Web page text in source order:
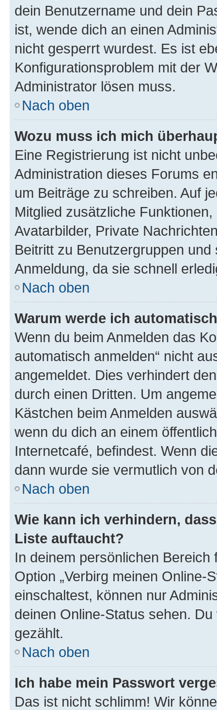
dein Benutzername und dein
ist, wende dich an einen
nicht gesperrt wurdest. Es ist
Konfigurationsproblem mit der
Administrator lösen muss.
Nach oben
Wozu muss ich mich
Eine Registrierung ist nicht
Administration dieses Forums
um Beiträge zu schreiben. Auf
Mitglied zusätzliche
Avatarbilder, Private
Beitritt zu Benutzergruppen
Anmeldung, da sie schnell
Nach oben
Warum werde ich
Wenn du beim Anmelden das
automatisch anmelden“ nicht
angemeldet. Dies verhindert
durch einen Dritten. Um
Kästchen beim Anmelden
wenn du dich an einem
Internetcafé, befindest. Wenn
dann wurde sie vermutlich von
Nach oben
Wie kann ich verhindern,
Liste auftaucht?
In deinem persönlichen
Option „Verbirg meinen Online-
einschaltest, können nur
deinen Online-Status sehen.
gezählt.
Nach oben
Ich habe mein Passwort
Das ist nicht schlimm! Wir